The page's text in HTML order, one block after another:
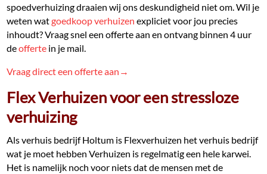
spoedverhuizing draaien wij ons deskundigheid niet om. Wil je
weten watgoedkoop verhuizenexpliciet voor jou precies
inhoudt? Vraag snel een offerte aan en ontvang binnen 4 uur
deofferte in je mail.
Vraag direct een offerte aan→
Flex Verhuizen voor een stressloze
verhuizing
Als verhuis bedrijf Holtum is Flexverhuizen het verhuis bedrijf
wat je moet hebben Verhuizen is regelmatig een hele karwei.
Het is namelijk noch voor niets dat de mensen met de